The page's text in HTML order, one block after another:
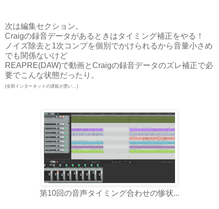
次は編集セクション。
Craigの録音データがあるときはタイミング補正をやる！
ノイズ除去と1次コンプを個別でかけられるから音量小さめ
でも関係ないけど
REAPRE(DAW)で動画とCraigの録音データのズレ補正で必
要でこんな状態だったり。
(全部インターネットの遅延が悪い...)
第10回の音声タイミング合わせの惨状...